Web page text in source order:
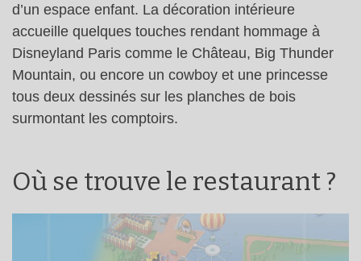
d’un espace enfant. La décoration intérieure
accueille quelques touches rendant hommage à
Disneyland Paris comme le Château, Big Thunder
Mountain, ou encore un cowboy et une princesse
tous deux dessinés sur les planches de bois
surmontant les comptoirs.
Où se trouve le restaurant ?